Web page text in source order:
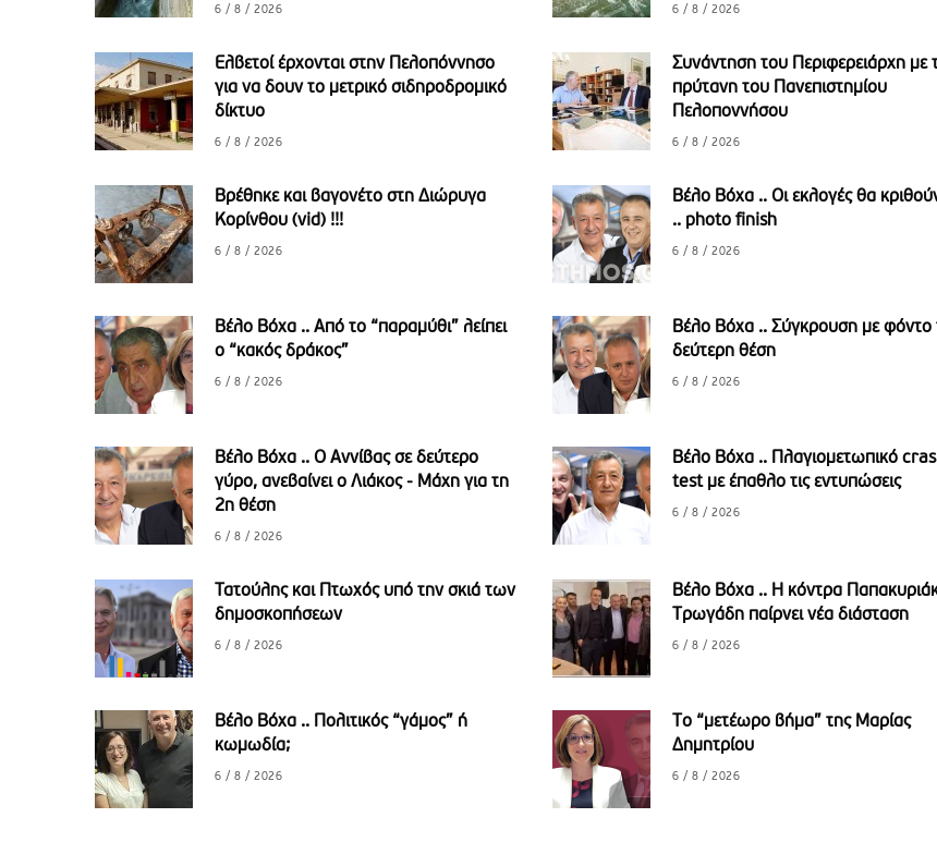
6 / 8 / 2026 6 / 8 / 2026
Ελβετοί έρχονται στην Πελοπόννησο
για να δουν το μετρικό σιδηροδρομικό
δίκτυο
6 / 8 / 2026
Συνάντηση του Περιφερειάρχη με
πρύτανη του Πανεπιστημίου
Πελοποννήσου
6 / 8 / 2026
Βρέθηκε και βαγονέτο στη Διώρυγα
Κορίνθου (vid) !!!
6 / 8 / 2026
Βέλο Βόχα .. Οι εκλογές θα
.. photo finish
6 / 8 / 2026
Βέλο Βόχα .. Από το “παραμύθι” λείπει
ο “κακός δράκος”
6 / 8 / 2026
Βέλο Βόχα .. Σύγκρουση με φόντο
δεύτερη θέση
6 / 8 / 2026
Βέλο Βόχα .. Ο Αννίβας σε δεύτερο
γύρο, ανεβαίνει ο Λιάκος - Μάχη για τη
2η θέση
6 / 8 / 2026
Βέλο Βόχα .. Πλαγιομετωπικό
test με έπαθλο τις εντυπώσεις
6 / 8 / 2026
Τατούλης και Πτωχός υπό την σκιά των
δημοσκοπήσεων
6 / 8 / 2026
Βέλο Βόχα .. H κόντρα
Τρωγάδη παίρνει νέα διάσταση
6 / 8 / 2026
Βέλο Βόχα .. Πολιτικός “γάμος” ή
κωμωδία;
6 / 8 / 2026
Το “μετέωρο βήμα” της Μαρίας
Δημητρίου
6 / 8 / 2026